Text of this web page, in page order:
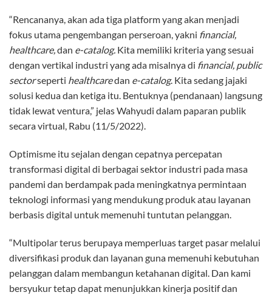
“Rencananya, akan ada tiga platform yang akan menjadi
fokus utama pengembangan perseroan, yakni financial,
healthcare,dan e-catalog. Kita memiliki kriteria yang sesuai
dengan vertikal industri yang ada misalnya di financial, public
sectorseperti healthcaredan e-catalog. Kita sedang jajaki
solusi kedua dan ketiga itu. Bentuknya (pendanaan) langsung
tidak lewat ventura,” jelas Wahyudi dalam paparan publik
secara virtual, Rabu (11/5/2022).
Optimisme itu sejalan dengan cepatnya percepatan
transformasi digital di berbagai sektor industri pada masa
pandemi dan berdampak pada meningkatnya permintaan
teknologi informasi yang mendukung produk atau layanan
berbasis digital untuk memenuhi tuntutan pelanggan.
“Multipolar terus berupaya memperluas target pasar melalui
diversifikasi produk dan layanan guna memenuhi kebutuhan
pelanggan dalam membangun ketahanan digital. Dan kami
bersyukur tetap dapat menunjukkan kinerja positif dan